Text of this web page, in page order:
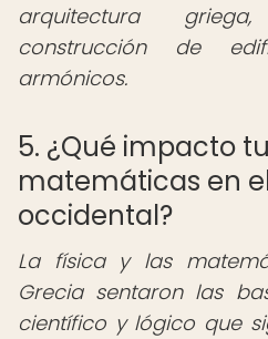
arquitectura
construcción de
armónicos.
5. ¿Qué impacto
matemáticas en
occidental?
La física y las
Grecia sentaron las
científico y lógico que